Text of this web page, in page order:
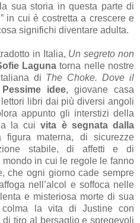
sua storia in questa parte di
” in cui è costretta a crescere e
significhi diventare adulta.
in Italia, Un segreto non
Lagunatorna nelle nostre
di The Choke. Dove il
Pessime idee, giovane casa
libri dai più diversi angoli
appunto gli interstizi della
la cuivita è segnata dalla
materna, di sicurezze
stabile, di affetti e di
in cui le regole le fanno
che ogni giorno cade sempre
nell’alcol e soffoca nelle
e misteriosa morte di sua
colma la vita di Justine con
tiro al bersaglio e spregevoli